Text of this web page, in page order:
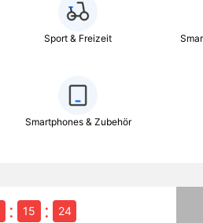
Sport & Freizeit
Smartphones & Zubehör
: 15 : 23